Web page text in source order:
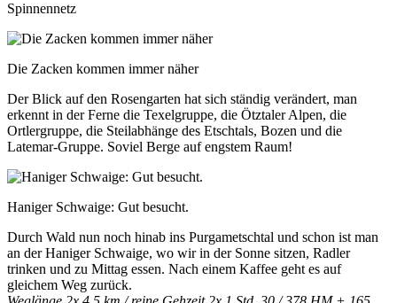
Spinnennetz
Die Zacken kommen immer näher
Der Blick auf den Rosengarten hat sich ständig verändert, man
erkennt in der Ferne die Texelgruppe, die Ötztaler Alpen, die
Ortlergruppe, die Steilabhänge des Etschtals, Bozen und die
Latemar-Gruppe. Soviel Berge auf engstem Raum!
Haniger Schwaige: Gut besucht.
Durch Wald nun noch hinab ins Purgametschtal und schon ist man
an der Haniger Schwaige, wo wir in der Sonne sitzen, Radler
trinken und zu Mittag essen. Nach einem Kaffee geht es auf
gleichem Weg zurück.